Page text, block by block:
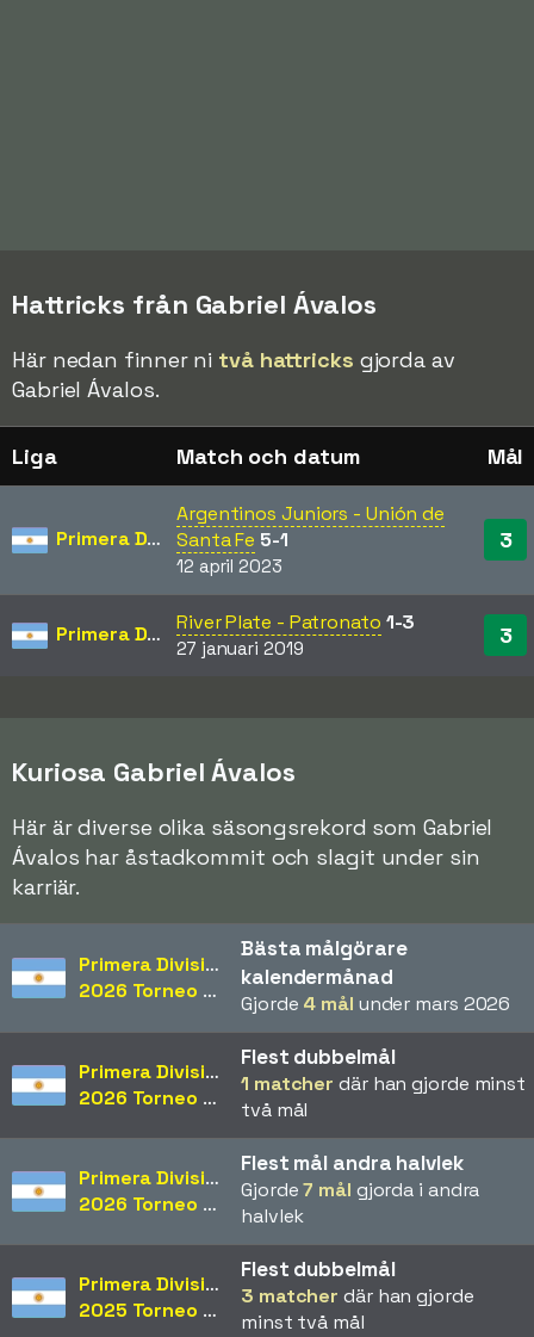
Hattricks från Gabriel Ávalos
Här nedan finner ni två hattricks gjorda av
Gabriel Ávalos.
Liga Match och datum Mål
Primera División
Argentinos Juniors - Unión de
Santa Fe 5-1
12 april 2023
3
Primera División River Plate - Patronato 1-3
27 januari 2019 3
Kuriosa Gabriel Ávalos
Här är diverse olika säsongsrekord som Gabriel
Ávalos har åstadkommit och slagit under sin
karriär.
Primera División
2026 Torneo Apertura
Bästa målgörare
kalendermånad
Gjorde 4 mål under mars 2026
Primera División
2026 Torneo Apertura
Flest dubbelmål
1 matcher där han gjorde minst
två mål
Primera División
2026 Torneo Apertura
Flest mål andra halvlek
Gjorde7 mål gjorda i andra
halvlek
Primera División
2025 Torneo Apertura
Flest dubbelmål
3 matcher där han gjorde
minst två mål